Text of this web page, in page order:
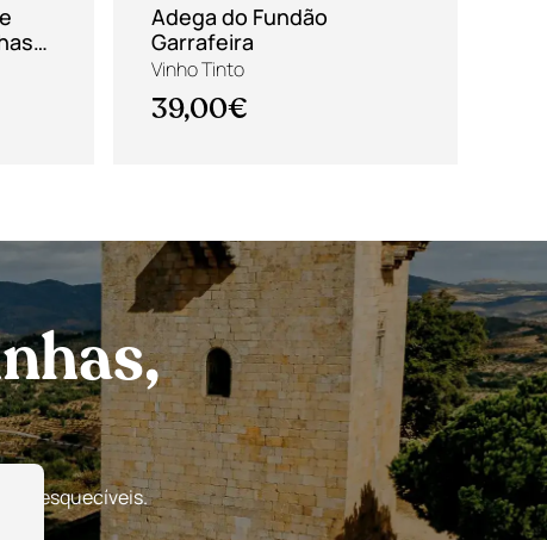
Adega do Fundão
Garrafeira
Vinho Tinto
39,00€
inesquecíveis.